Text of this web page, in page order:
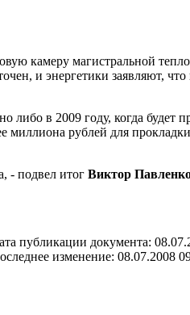
камеру магистральной
и энергетики заявляют, что
в 2009 году, когда будет
миллиона рублей для
- подвел итог Виктор
публикации документа:
изменение: 08.07.2008